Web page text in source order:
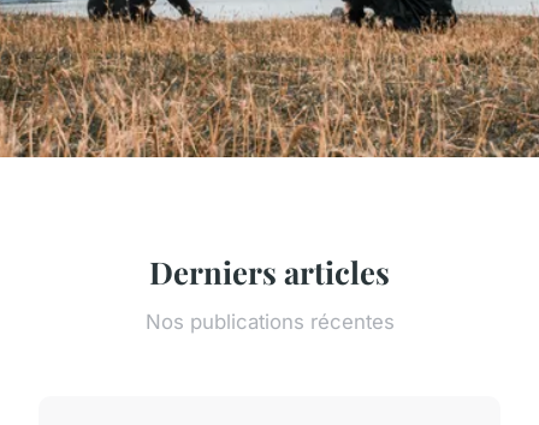
Derniers articles
Nos publications récentes